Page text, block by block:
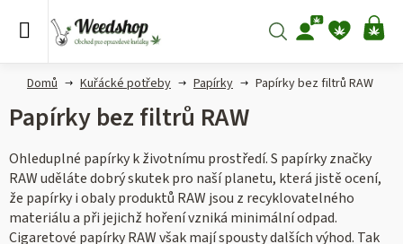
Hledat
Domů Kuřácké potřeby Papírky Papírky bez filtrů RAW
Papírky bez filtrů RAW
Ohleduplné papírky k životnímu prostředí. S papírky značky
RAW uděláte dobrý skutek pro naší planetu, která jistě ocení,
že papírky i obaly produktů RAW jsou z recyklovatelného
materiálu a při jejichž hoření vzniká minimální odpad.
Cigaretové papírky RAW však mají spousty dalších výhod. Tak